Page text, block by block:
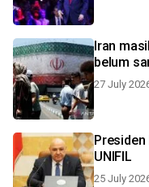
Iran
belum
27 July
UNIFIL
25 July